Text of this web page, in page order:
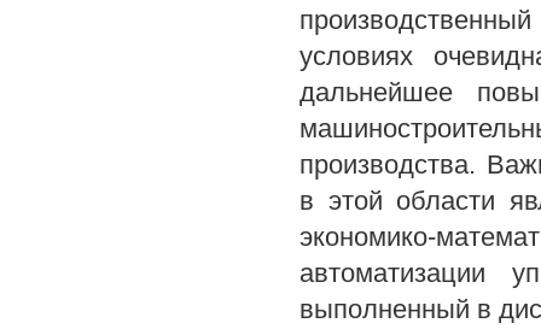
условиях
дальнейшее
производства.
в этой области
экономико-
автоматизации
выполненный в